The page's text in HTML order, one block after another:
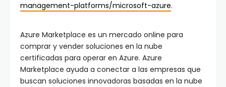
management-platforms/microsoft-azure.
Azure Marketplace es un mercado online para
comprar y vender soluciones en la nube
certificadas para operar en Azure. Azure
Marketplace ayuda a conectar a las empresas que
buscan soluciones innovadoras basadas en la nube